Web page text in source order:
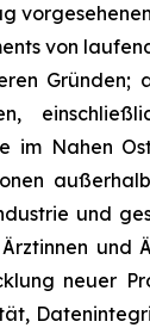
von
Gründen;
im Nahen
und
und
neuer